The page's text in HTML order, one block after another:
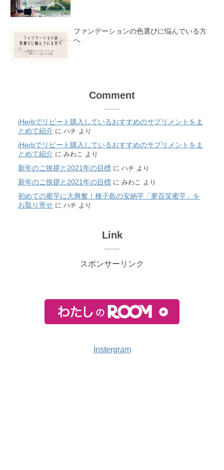
ファンデーションの色選びに悩んでいる方
へ
Comment
iHerbでリピート購入しているおすすめのサプリメントをま
とめて紹介 に ハチ より
iHerbでリピート購入しているおすすめのサプリメントをま
とめて紹介 に みわこ より
新年のご挨拶と2021年の目標 に ハチ より
新年のご挨拶と2021年の目標 に みわこ より
初めての蜜芋に大興奮！種子島の安納芋「夢百笑蜜芋」を
お取り寄せ に ハチ より
Link
スポンサーリンク
Instergram